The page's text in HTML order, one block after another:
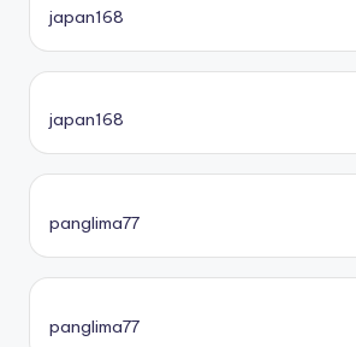
japan168
japan168
panglima77
panglima77